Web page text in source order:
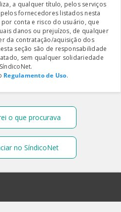
a qualquer título, pelos serviços
fornecedores listados nesta
conta e risco do usuário, que
danos ou prejuízos, de qualquer
da contratação/aquisição dos
seção são de responsabilidade
sem qualquer solidariedade
Regulamento de Uso.
o que procurava
no SíndicoNet